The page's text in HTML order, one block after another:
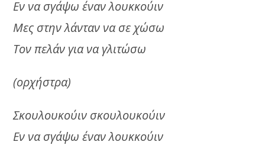
Εν να σγάψω έναν λουκκούιν
Μες στην λάνταν να σε χώσω
Τον πελάν για να γλιτώσω
(ορχήστρα)
Σκουλουκούιν σκουλουκούιν
Εν να σγάψω έναν λουκκούιν